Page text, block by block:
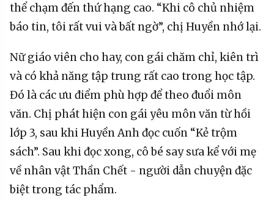
thể chạm đến thứ hạng cao. “Khi cô chủ nhiệm
báo tin, tôi rất vui và bất ngờ”, chị Huyền nhớ lại.
Nữ giáo viên cho hay, con gái chăm chỉ, kiên trì
và có khả năng tập trung rất cao trong học tập.
Đó là các ưu điểm phù hợp để theo đuổi môn
văn. Chị phát hiện con gái yêu môn văn từ hồi
lớp 3, sau khi Huyền Anh đọc cuốn “Kẻ trộm
sách”. Sau khi đọc xong, cô bé say sưa kể với mẹ
về nhân vật Thần Chết - người dẫn chuyện đặc
biệt trong tác phẩm.